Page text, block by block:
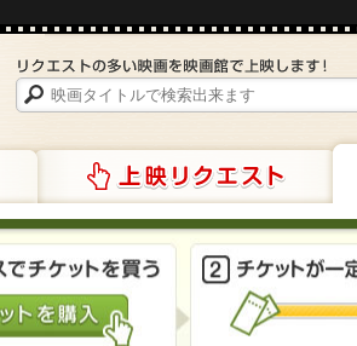
上映リクエスト